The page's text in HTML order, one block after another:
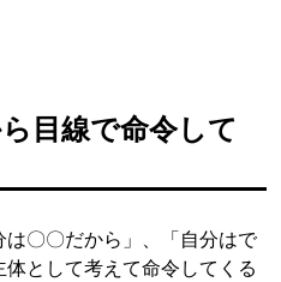
目線で命令して
〇〇だから」、「自分はで
として考えて命令してくる